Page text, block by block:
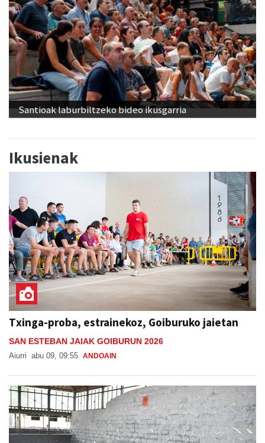
Santioak laburbiltzeko bideo ikusgarria
Ikusienak
Txinga-proba, estrainekoz, Goiburuko jaietan
SAN ESTEBAN JAIAK GOIBURUN 2026
Aiurri abu 09, 09:55 ANDOAIN